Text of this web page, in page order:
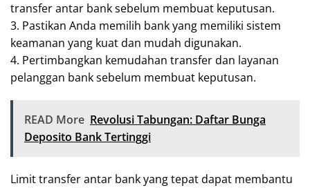
transfer antar bank sebelum membuat keputusan.
3. Pastikan Anda memilih bank yang memiliki sistem
keamanan yang kuat dan mudah digunakan.
4. Pertimbangkan kemudahan transfer dan layanan
pelanggan bank sebelum membuat keputusan.
READ More Revolusi Tabungan: Daftar Bunga
Deposito Bank Tertinggi
Limit transfer antar bank yang tepat dapat membantu